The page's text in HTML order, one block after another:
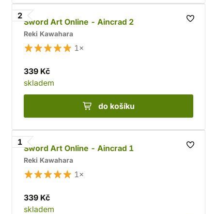
2
Sword Art Online - Aincrad 2
Reki Kawahara
1×
339 Kč
skladem
do košíku
1
Sword Art Online - Aincrad 1
Reki Kawahara
1×
339 Kč
skladem